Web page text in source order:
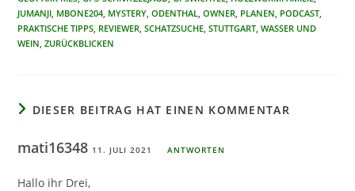
JUMANJI, MBONE204, MYSTERY, ODENTHAL, OWNER, PLANEN, PODCAST,
PRAKTISCHE TIPPS, REVIEWER, SCHATZSUCHE, STUTTGART, WASSER UND
WEIN, ZURÜCKBLICKEN
DIESER BEITRAG HAT EINEN KOMMENTAR
mati16348 11. JULI 2021 ANTWORTEN
Hallo ihr Drei,